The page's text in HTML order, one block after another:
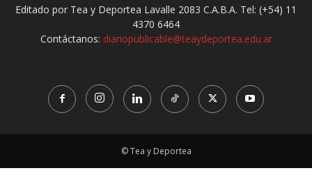
Editado por Tea y Deportea Lavalle 2083 C.A.B.A. Tel: (+54) 11
4370 6464
Contáctanos: diariopublicable@teaydeportea.edu.ar
© Tea y Deportea